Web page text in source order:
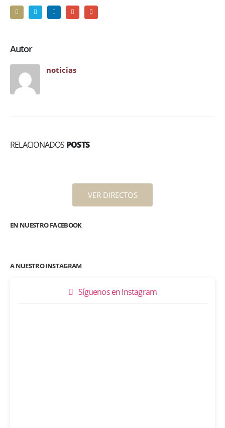
Autor
noticias
RELACIONADOS POSTS
VER DIRECTOS
EN NUESTRO FACEBOOK
A NUESTRO INSTAGRAM
Síguenos en Instagram